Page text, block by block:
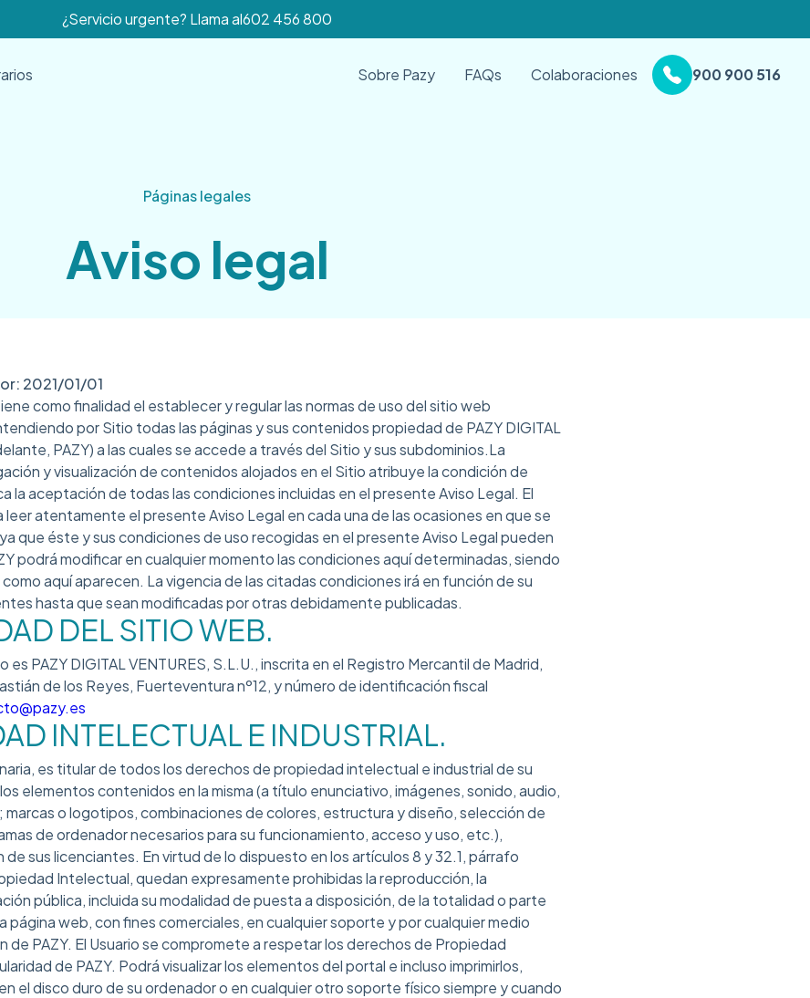
¿Servicio urgente? Llama al602 456 800
Sobre Pazy FAQs Colaboraciones 900 900 516
Páginas legales
Aviso legal
2021/01/01
como finalidad el establecer y regular las normas de uso del sitio web
por Sitio todas las páginas y sus contenidos propiedad de PAZY DIGITAL
PAZY) a las cuales se accede a través del Sitio y sus subdominios.La
y visualización de contenidos alojados en el Sitio atribuye la condición de
la aceptación de todas las condiciones incluidas en el presente Aviso Legal. El
leer atentamente el presente Aviso Legal en cada una de las ocasiones en que se
que éste y sus condiciones de uso recogidas en el presente Aviso Legal pueden
podrá modificar en cualquier momento las condiciones aquí determinadas, siendo
aquí aparecen. La vigencia de las citadas condiciones irá en función de su
hasta que sean modificadas por otras debidamente publicadas.
DEL SITIO WEB.
PAZY DIGITAL VENTURES, S.L.U., inscrita en el Registro Mercantil de Madrid,
de los Reyes, Fuerteventura nº12, y número de identificación fiscal
INTELECTUAL E INDUSTRIAL.
es titular de todos los derechos de propiedad intelectual e industrial de su
elementos contenidos en la misma (a título enunciativo, imágenes, sonido, audio,
o logotipos, combinaciones de colores, estructura y diseño, selección de
de ordenador necesarios para su funcionamiento, acceso y uso, etc.),
de sus licenciantes. En virtud de lo dispuesto en los artículos 8 y 32.1, párrafo
Intelectual, quedan expresamente prohibidas la reproducción, la
pública, incluida su modalidad de puesta a disposición, de la totalidad o parte
web, con fines comerciales, en cualquier soporte y por cualquier medio
de PAZY. El Usuario se compromete a respetar los derechos de Propiedad
de PAZY. Podrá visualizar los elementos del portal e incluso imprimirlos,
el disco duro de su ordenador o en cualquier otro soporte físico siempre y cuando